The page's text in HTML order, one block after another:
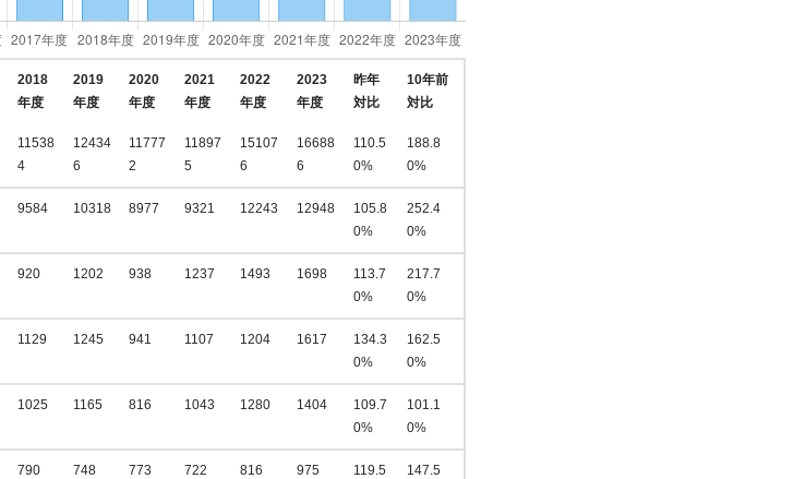
2018
年度
2019
年度
2020
年度
2021
年度
2022
年度
2023
年度
昨年
対比
10年前
対比
11538
4
12434
6
11777
2
11897
5
15107
6
16688
6
110.5
0%
188.8
0%
9584 10318 8977 9321 12243 12948
105.8
0%
252.4
0%
920 1202 938 1237 1493 1698
113.7
0%
217.7
0%
1129 1245 941 1107 1204 1617
134.3
0%
162.5
0%
1025 1165 816 1043 1280 1404
109.7
0%
101.1
0%
790 748 773 722 816 975
119.5
147.5